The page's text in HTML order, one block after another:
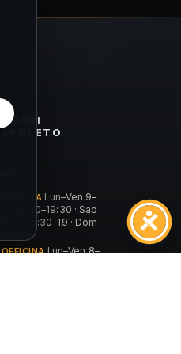
ORARI
SPOLETO
VENDITA Lun–Ven 9–
13, 15:30–19:30 · Sab
9–13, 15:30–19 · Dom
chiuso
OFFICINALun–Ven 8–